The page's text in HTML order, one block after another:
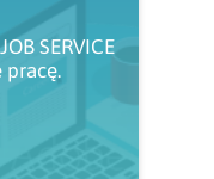
SERVICE
pracę.